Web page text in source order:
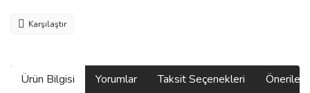
Karşılaştır
Ürün Bilgisi Yorumlar Taksit Seçenekleri